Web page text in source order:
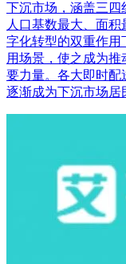
下沉市场，涵盖三四
人口基数最大、面
字化转型的双重作用
用场景，使之成为
要力量。各大即时配
逐渐成为下沉市场居